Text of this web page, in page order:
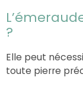
?
Elle peut
toute pierre